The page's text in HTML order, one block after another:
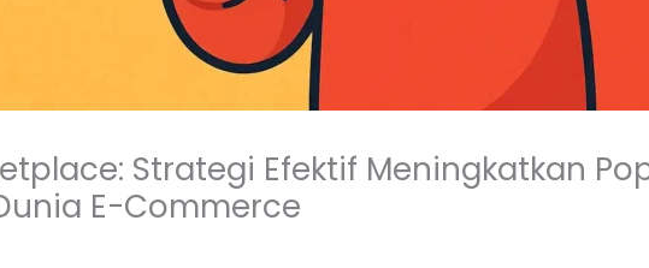
Strategi Efektif Meningkatkan
E-Commerce